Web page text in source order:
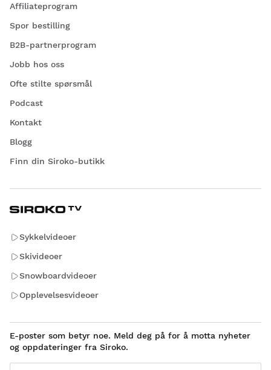
Affiliateprogram
Spor bestilling
B2B-partnerprogram
Jobb hos oss
Ofte stilte spørsmål
Podcast
Kontakt
Blogg
Finn din Siroko-butikk
Sykkelvideoer
Skivideoer
Snowboardvideoer
Opplevelsesvideoer
E-poster som betyr noe. Meld deg på for å motta nyheter
og oppdateringer fra Siroko.